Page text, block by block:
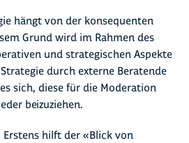
hängt von der konsequenten
Grund wird im Rahmen des
und strategischen Aspekte
durch externe Beratende
sich, diese für die Moderation
beizuziehen.
Erstens hilft der «Blick von